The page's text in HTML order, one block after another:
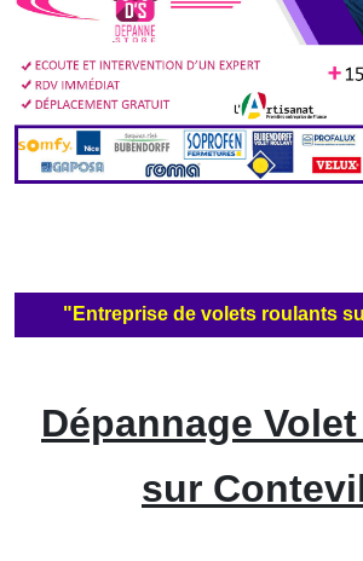
"Entreprise de volets roulants
Dépannage
sur